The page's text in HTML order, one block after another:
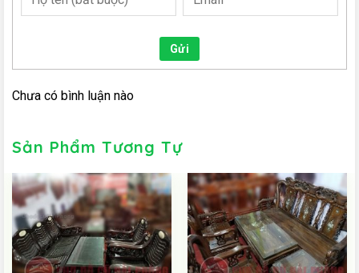
Gửi
Chưa có bình luận nào
Sản Phẩm Tương Tự